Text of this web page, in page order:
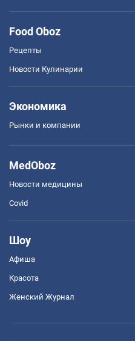
Food Oboz
Рецепты
Новости Кулинарии
Экономика
Рынки и компании
MedOboz
Новости медицины
Covid
Шоу
Афиша
Красота
Женский Журнал